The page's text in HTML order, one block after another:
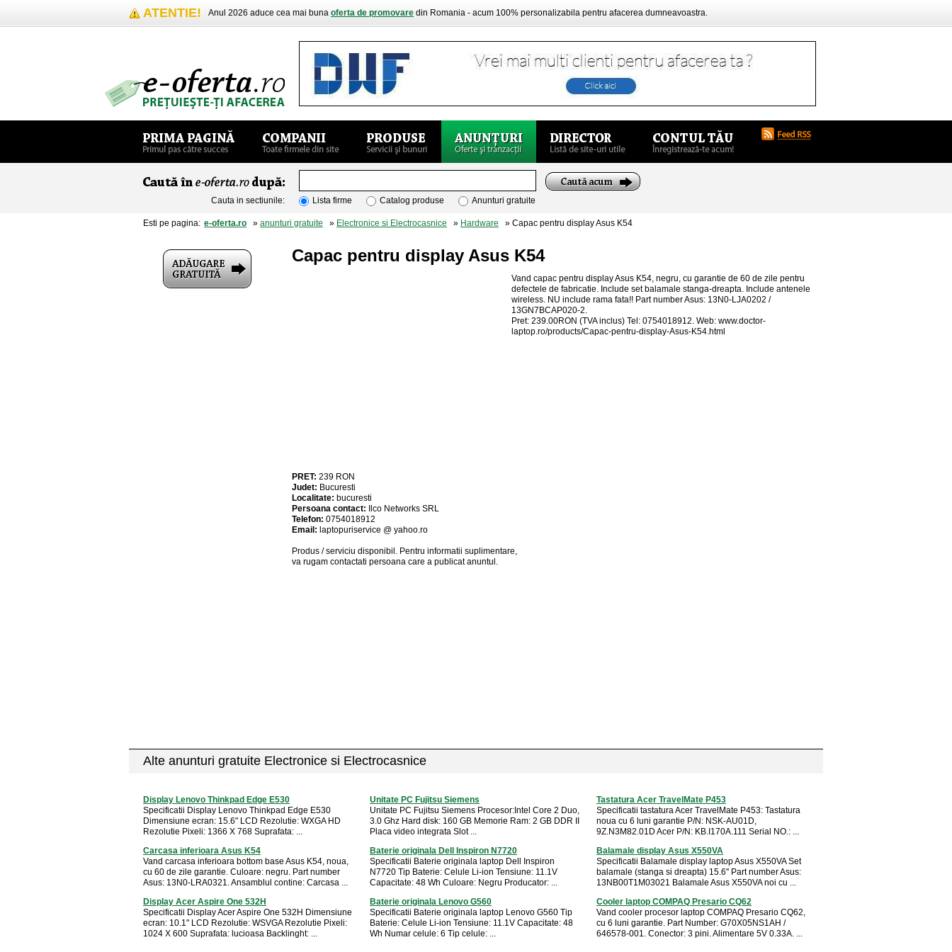
ATENTIE! Anul 2026 aduce cea mai buna oferta de promovare din Romania - acum 100% personalizabila pentru afacerea dumneavoastra.
Cauta in sectiunile: Lista firme Catalog produse Anunturi gratuite
Esti pe pagina: e-oferta.ro » anunturi gratuite » Electronice si Electrocasnice » Hardware » Capac pentru display Asus K54
Capac pentru display Asus K54
Vand capac pentru display Asus K54, negru, cu garantie de 60 de zile pentru
defectele de fabricatie. Include set balamale stanga-dreapta. Include antenele
wireless. NU include rama fata!! Part number Asus: 13N0-LJA0202 /
13GN7BCAP020-2.
Pret: 239.00RON (TVA inclus) Tel: 0754018912. Web: www.doctor-
laptop.ro/products/Capac-pentru-display-Asus-K54.html
PRET: 239 RON
Judet: Bucuresti
Localitate: bucuresti
Persoana contact:
Ilco Networks SRL
Telefon: 0754018912
Email: laptopuriservice @ yahoo.ro
Produs / serviciu disponibil . Pentru informatii suplimentare,
va rugam contactati persoana care a publicat anuntul.
Alte anunturi gratuite Electronice si Electrocasnice
Display Lenovo Thinkpad Edge E530
Specificatii Display Lenovo Thinkpad Edge E530
Dimensiune ecran: 15.6" LCD Rezolutie: WXGA HD
Rezolutie Pixeli: 1366 X 768 Suprafata: ...
Unitate PC Fujitsu Siemens
Unitate PC Fujitsu Siemens Procesor:Intel Core 2 Duo,
3.0 Ghz Hard disk: 160 GB Memorie Ram: 2 GB DDR II
Placa video integrata Slot ...
Tastatura Acer TravelMate P453
Specificatii tastatura Acer TravelMate P453: Tastatura
noua cu 6 luni garantie P/N: NSK-AU01D,
9Z.N3M82.01D Acer P/N: KB.I170A.111 Serial NO.: ...
Carcasa inferioara Asus K54
Vand carcasa inferioara bottom base Asus K54, noua,
cu 60 de zile garantie. Culoare: negru. Part number
Asus: 13N0-LRA0321. Ansamblul contine: Carcasa ...
Baterie originala Dell Inspiron N7720
Specificatii Baterie originala laptop Dell Inspiron
N7720 Tip Baterie: Celule Li-ion Tensiune: 11.1V
Capacitate: 48 Wh Culoare: Negru Producator: ...
Balamale display Asus X550VA
Specificatii Balamale display laptop Asus X550VA Set
balamale (stanga si dreapta) 15.6'' Part number Asus:
13NB00T1M03021 Balamale Asus X550VA noi cu ...
Display Acer Aspire One 532H
Specificatii Display Acer Aspire One 532H Dimensiune
ecran: 10.1" LCD Rezolutie: WSVGA Rezolutie Pixeli:
1024 X 600 Suprafata: lucioasa Backlinght: ...
Baterie originala Lenovo G560
Specificatii Baterie originala laptop Lenovo G560 Tip
Baterie: Celule Li-ion Tensiune: 11.1V Capacitate: 48
Wh Numar celule: 6 Tip celule: ...
Cooler laptop COMPAQ Presario CQ62
Vand cooler procesor laptop COMPAQ Presario CQ62,
cu 6 luni garantie. Part Number: G70X05NS1AH /
646578-001. Conector: 3 pini. Alimentare 5V 0.33A. ...